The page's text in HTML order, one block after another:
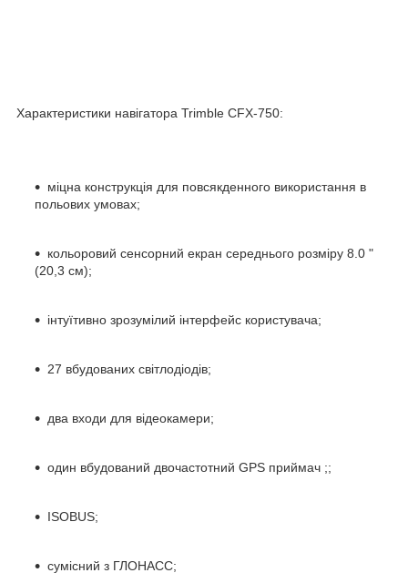
Характеристики навігатора Trimble CFX-750:
міцна конструкція для повсякденного використання в
польових умовах;
кольоровий сенсорний екран середнього розміру 8.0 "
(20,3 см);
інтуїтивно зрозумілий інтерфейс користувача;
27 вбудованих світлодіодів;
два входи для відеокамери;
один вбудований двочастотний GPS приймач ;;
ISOBUS;
сумісний з ГЛОНАСС;